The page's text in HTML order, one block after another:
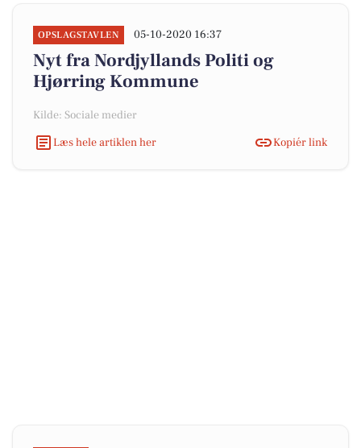
OPSLAGSTAVLEN 05-10-2020 16:37
Nyt fra Nordjyllands Politi og
Hjørring Kommune
Kilde: Sociale medier
Læs hele artiklen her
Kopiér link